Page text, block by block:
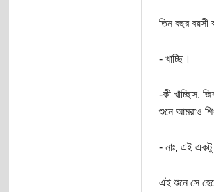
তিন বছর
- খাচ্ছি।
-কী খাচ্ছিস,
শুনে আমরাও
- নাঃ, এই একটু
এই শুনে সে